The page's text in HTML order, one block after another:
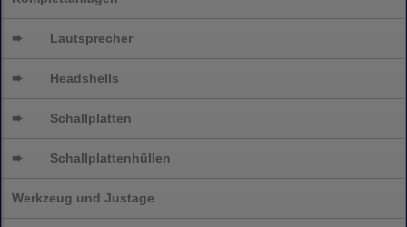
➨ Lautsprecher
➨ Headshells
➨ Schallplatten
➨ Schallplattenhüllen
Werkzeug und Justage